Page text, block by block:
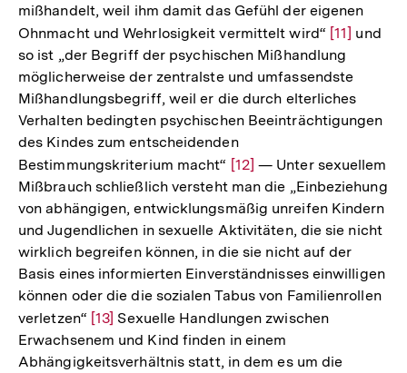
mißhandelt, weil ihm damit das Gefühl der eigenen
Ohnmacht und Wehrlosigkeit vermittelt wird“ Zur
Auflösung
der
Fußnote
[11] und
so ist „der Begriff der psychischen Mißhandlung
möglicherweise der zentralste und umfassendste
Mißhandlungsbegriff, weil er die durch elterliches
Verhalten bedingten psychischen Beeinträchtigungen
des Kindes zum entscheidenden
Bestimmungskriterium macht“ Zur
Auflösung
der
Fußnote
[12] — Unter sexuellem
Mißbrauch schließlich versteht man die „Einbeziehung
von abhängigen, entwicklungsmäßig unreifen Kindern
und Jugendlichen in sexuelle Aktivitäten, die sie nicht
wirklich begreifen können, in die sie nicht auf der
Basis eines informierten Einverständnisses einwilligen
können oder die die sozialen Tabus von Familienrollen
verletzen“ Zur
Auflösung
der
[13] Sexuelle Handlungen zwischen
Erwachsenem und Kind finden in einem
Abhängigkeitsverhältnis statt, in dem es um die